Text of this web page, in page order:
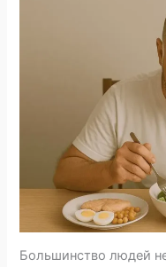
Большинство людей